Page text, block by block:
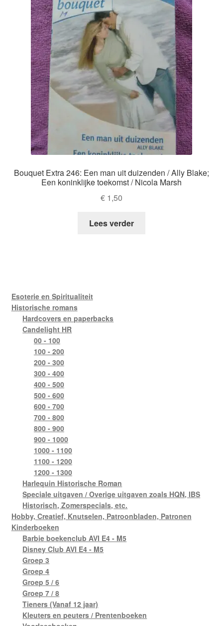
Bouquet Extra 246: Een man uit duizenden / Ally Blake;
Een koninklijke toekomst / Nicola Marsh
€ 1,50
Lees verder
Esoterie en Spiritualiteit
Historische romans
Hardcovers en paperbacks
Candelight HR
00 - 100
100 - 200
200 - 300
300 - 400
400 - 500
500 - 600
600 - 700
700 - 800
800 - 900
900 - 1000
1000 - 1100
1100 - 1200
1200 - 1300
Harlequin Historische Roman
Speciale uitgaven / Overige uitgaven zoals HQN, IBS
Historisch, Zomerspecials, etc.
Hobby, Creatief, Knutselen, Patroonbladen, Patronen
Kinderboeken
Barbie boekenclub AVI E4 - M5
Disney Club AVI E4 - M5
Groep 3
Groep 4
Groep 5 / 6
Groep 7 / 8
Tieners (Vanaf 12 jaar)
Kleuters en peuters / Prentenboeken